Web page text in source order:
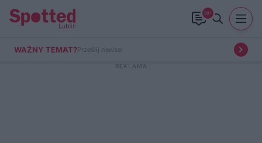
99+
WAŻNY TEMAT?Prześlij newsa!